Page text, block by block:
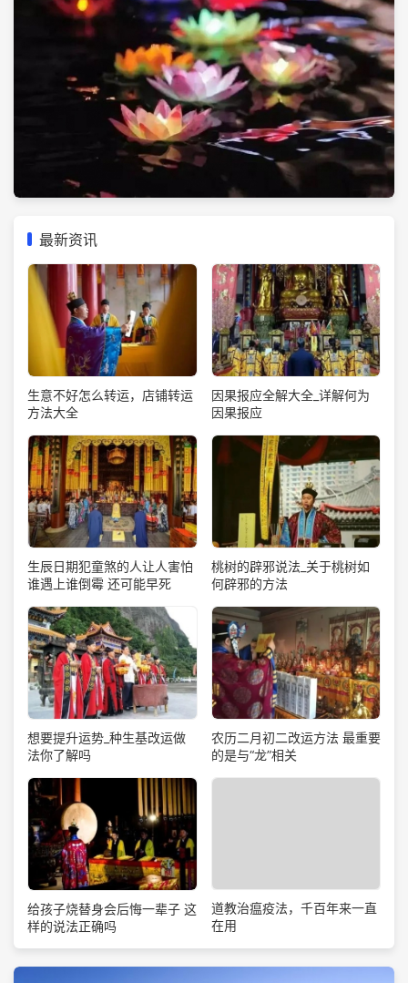
最新资讯
生意不好怎么转运，店铺转运
方法大全
因果报应全解大全_详解何为
因果报应
生辰日期犯童煞的人让人害怕
谁遇上谁倒霉 还可能早死
桃树的辟邪说法_关于桃树如
何辟邪的方法
想要提升运势_种生基改运做
法你了解吗
农历二月初二改运方法 最重要
的是与“龙”相关
给孩子烧替身会后悔一辈子 这
样的说法正确吗
道教治瘟疫法，千百年来一直
在用